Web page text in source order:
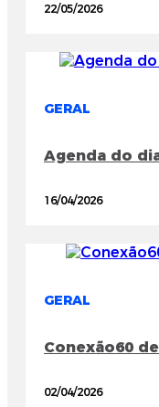
22/05/2026
GERAL
Agenda do
16/04/2026
GERAL
Conexão60
02/04/2026